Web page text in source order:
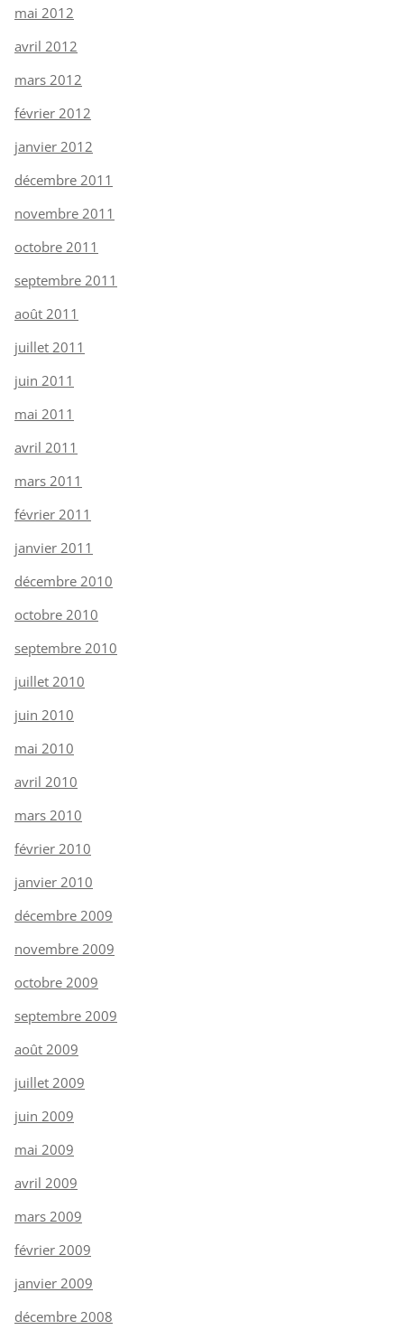
mai 2012
avril 2012
mars 2012
février 2012
janvier 2012
décembre 2011
novembre 2011
octobre 2011
septembre 2011
août 2011
juillet 2011
juin 2011
mai 2011
avril 2011
mars 2011
février 2011
janvier 2011
décembre 2010
octobre 2010
septembre 2010
juillet 2010
juin 2010
mai 2010
avril 2010
mars 2010
février 2010
janvier 2010
décembre 2009
novembre 2009
octobre 2009
septembre 2009
août 2009
juillet 2009
juin 2009
mai 2009
avril 2009
mars 2009
février 2009
janvier 2009
décembre 2008